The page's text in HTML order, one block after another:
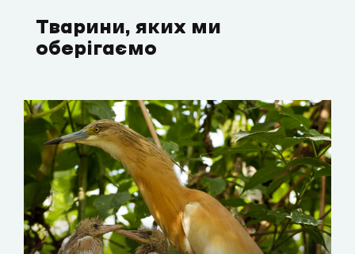
Тварини, яких ми
оберігаємо